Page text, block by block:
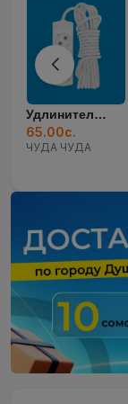
Удлинитель 3гн Х 5...
65.00с.
ЧУДА ЧУДА